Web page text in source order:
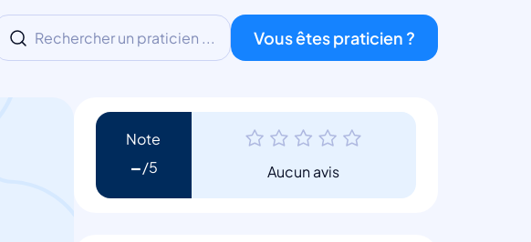
Rechercher un praticien ... Vous êtes praticien ?
Note
- Aucun avis